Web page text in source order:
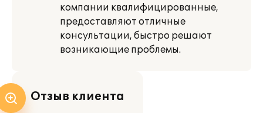
компании квалифицированные,
предоставляют отличные
консультации, быстро решают
возникающие проблемы.
Отзыв клиента